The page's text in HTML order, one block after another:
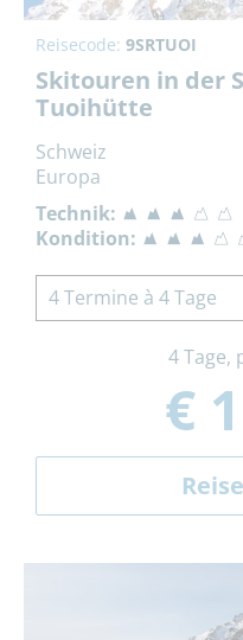
Reisecode: 9SRTUOI
Skitouren in der
Tuoihütte
Schweiz
Europa
Technik:
Kondition:
4 Termine à 4 Tage
4 Tage,
€